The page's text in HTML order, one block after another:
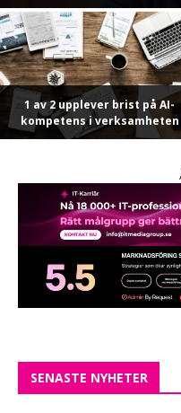
1 av 2 upplever brist på AI-
kompetens i verksamheten
SENASTE NYHETER